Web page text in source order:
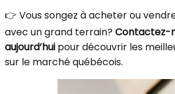
👉 Vous songez à acheter ou
avec un grand terrain? Contactez-
aujourd’hui pour découvrir les
sur le marché québécois.